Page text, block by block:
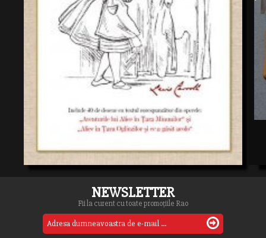
NEWSLETTER
Fii la curent cu toate promoțiile Rao